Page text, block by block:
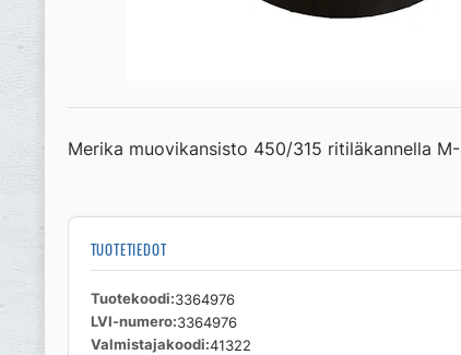
Merika muovikansisto 450/315 ritiläkannella
TUOTETIEDOT
Tuotekoodi 3364976
LVI-numero 3364976
Valmistajakoodi 41322